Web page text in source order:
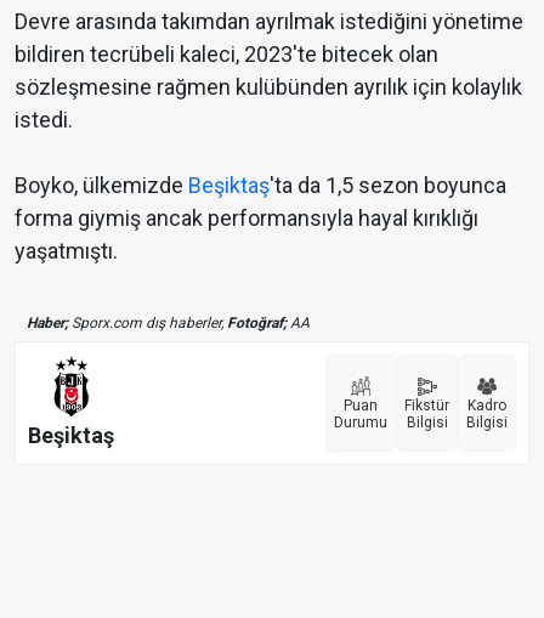
Devre arasında takımdan ayrılmak istediğini yönetime
bildiren tecrübeli kaleci, 2023'te bitecek olan
sözleşmesine rağmen kulübünden ayrılık için kolaylık
istedi.
Boyko, ülkemizde Beşiktaş'ta da 1,5 sezon boyunca
forma giymiş ancak performansıyla hayal kırıklığı
yaşatmıştı.
Haber;Sporx.com dış haberler,Fotoğraf;AA
Beşiktaş
Puan
Durumu
Fikstür
Bilgisi
Kadro
Bilgisi